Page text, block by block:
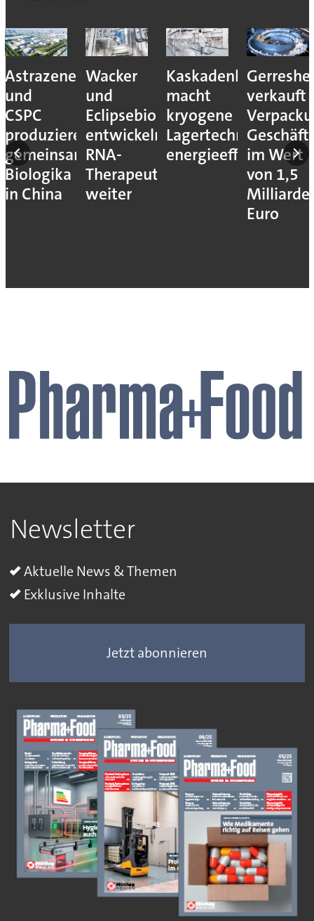
Astrazeneca
und
CSPC
produzieren
gemeinsam
Biologika
in China
Wacker
und
Eclipsebio
entwickeln
RNA-
Therapeutika
weiter
Kaskadenkonzept
macht
kryogene
Lagertechnik
energieeffizienter
verkauft
im Wert
von 1,5
Euro
Newsletter
Aktuelle News & Themen
Exklusive Inhalte
Jetzt abonnieren